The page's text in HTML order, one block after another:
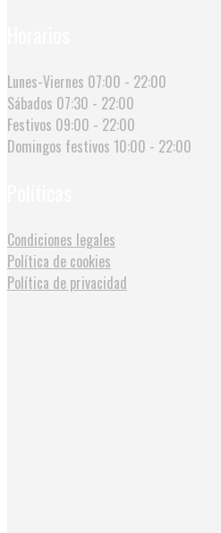
Lunes-Viernes 07:00 - 22:00
Sábados 07:30 - 22:00
Festivos 09:00 - 22:00
Domingos festivos 10:00 - 22:00
Condiciones legales
Política de cookies
Política de privacidad